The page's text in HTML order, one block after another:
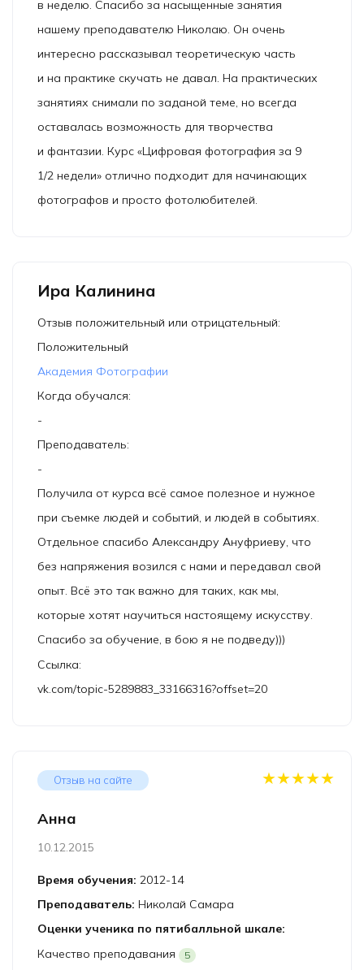
в неделю. Спасибо за насыщенные занятия
нашему преподавателю Николаю. Он очень
интересно рассказывал теоретическую часть
и на практике скучать не давал. На практических
занятиях снимали по заданой теме, но всегда
оставалась возможность для творчества
и фантазии. Курс «Цифровая фотография за 9
1/2 недели» отлично подходит для начинающих
фотографов и просто фотолюбителей.
Ира Калинина
Отзыв положительный или отрицательный:
Положительный
Академия Фотографии
Когда обучался:
-
Преподаватель:
-
Получила от курса всё самое полезное и нужное
при съемке людей и событий, и людей в событиях.
Отдельное спасибо Александру Ануфриеву, что
без напряжения возился с нами и передавал свой
опыт. Всё это так важно для таких, как мы,
которые хотят научиться настоящему искусству.
Спасибо за обучение, в бою я не подведу)))
Ссылка:
vk.com/topic-5289883_33166316?offset=20
Отзыв на сайте
Анна
10.12.2015
★★★★★
Время обучения: 2012-14
Преподаватель: Николай Самара
Оценки ученика по пятибалльной шкале:
Качество преподавания
5